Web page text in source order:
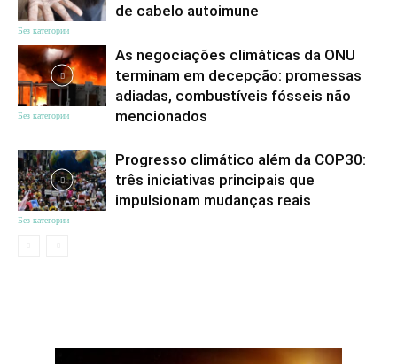
Без категории
de cabelo autoimune
Без категории
As negociações climáticas da ONU
terminam em decepção: promessas
adiadas, combustíveis fósseis não
mencionados
Без категории
Progresso climático além da COP30:
três iniciativas principais que
impulsionam mudanças reais